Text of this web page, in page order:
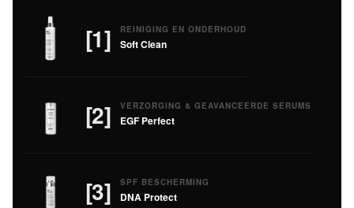
[1] REINIGING EN ONDERHOUD
Soft Clean
[2] VERZORGING & GEAVANCEERDE SERUMS
EGF Perfect
[3] SPF BESCHERMING
DNA Protect